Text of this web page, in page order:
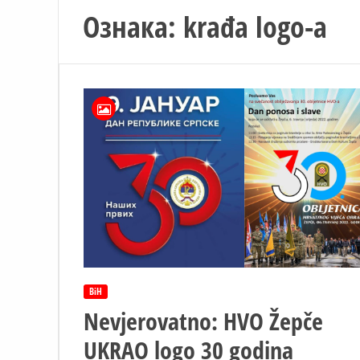
Ознака: krađa logo-a
BiH
Nevjerovatno: HVO Žepče
UKRAO logo 30 godina